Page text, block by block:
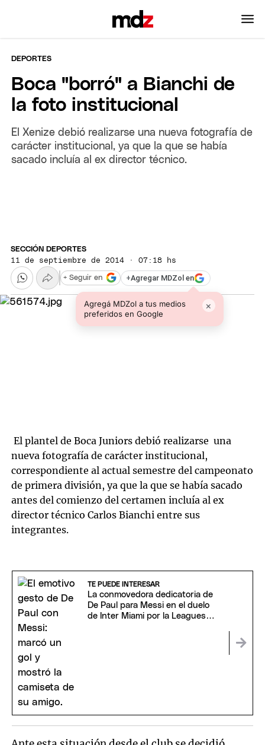
DEPORTES
Boca "borró" a Bianchi de
la foto institucional
El Xenize debió realizarse una nueva fotografía de
carácter institucional, ya que la que se había
sacado incluía al ex director técnico.
SECCIÓN DEPORTES
11 de septiembre de 2014 · 07:18 hs
+Agregar MDZol en
Agregá MDZol a tus medios
preferidos en Google
×
+ Seguir en
El plantel de Boca Juniors debió realizarse una
nueva fotografía de carácter institucional,
correspondiente al actual semestre del campeonato
de primera división, ya que la que se había sacado
antes del comienzo del certamen incluía al ex
director técnico Carlos Bianchi entre sus
integrantes.
TE PUEDE INTERESAR
La conmovedora dedicatoria de
De Paul para Messi en el duelo
de Inter Miami por la Leagues